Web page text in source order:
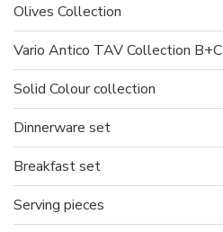
Olives Collection
Vario Antico TAV Collection B+C
Solid Colour collection
Dinnerware set
Breakfast set
Serving pieces